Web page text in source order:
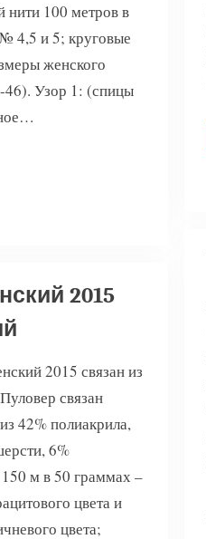
нити 100 метров в
4,5 и 5; круговые
женского
46). Узор 1: (спицы
2015
2015 связан из
связан
42% полиакрила,
6%
м в 50 граммах –
цвета и
цвета;